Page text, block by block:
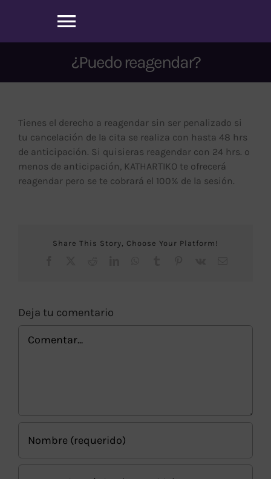
Toggle
Navigation
Nuestros Servicios
Agenda tu cita
¿Puedo reagendar?
Tienes el derecho a reagendar sin ser penalizado si
tu cancelación de la cita se realiza con hasta 48 hrs
de anticipación. Si quisieras reagendar con 24 hrs. o
menos de anticipación, KATHARTIKO te ofrecerá
reagendar pero se te cobrará el 100% de la sesión.
Share This Story, Choose Your Platform!
Deja tu comentario